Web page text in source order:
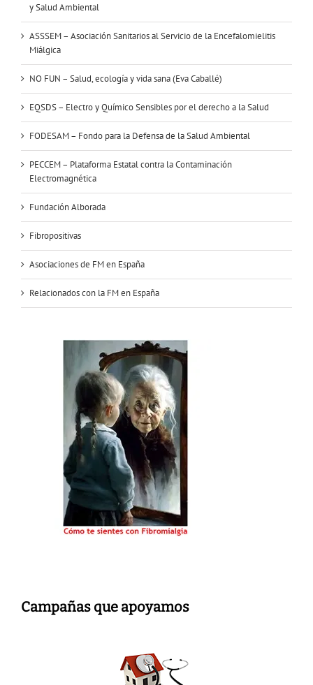
y Salud Ambiental
ASSSEM – Asociación Sanitarios al Servicio de la Encefalomielitis
Miálgica
NO FUN – Salud, ecología y vida sana (Eva Caballé)
EQSDS – Electro y Químico Sensibles por el derecho a la Salud
FODESAM – Fondo para la Defensa de la Salud Ambiental
PECCEM – Plataforma Estatal contra la Contaminación
Electromagnética
Fundación Alborada
Fibropositivas
Asociaciones de FM en España
Relacionados con la FM en España
Campañas que apoyamos